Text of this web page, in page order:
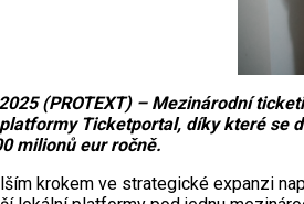
(PROTEXT) – Mezinárodní
Ticketportal, díky které se
milionů eur ročně.
krokem ve strategické expanzi